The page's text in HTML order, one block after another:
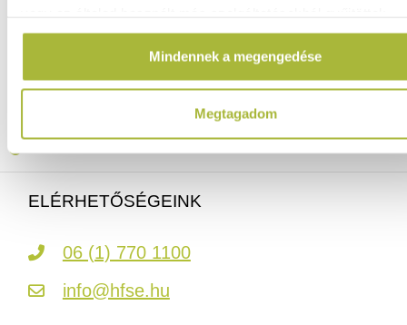
Mindennek a megengedése
Megtagadom
Ingyenes szállítás 25 000 Ft felett
Szállítás akár 1 munkanapon belül
ELÉRHETŐSÉGEINK
06 (1) 770 1100
info@hfse.hu